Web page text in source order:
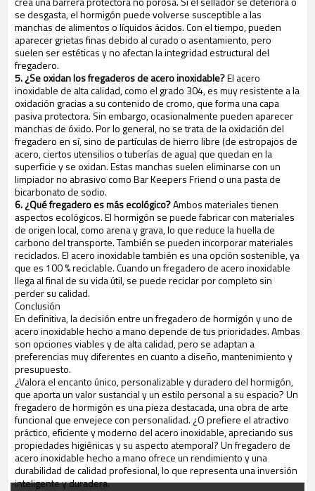
se desgasta, el hormigón puede volverse susceptible a las
manchas de alimentos o líquidos ácidos. Con el tiempo, pueden
aparecer grietas finas debido al curado o asentamiento, pero
suelen ser estéticas y no afectan la integridad estructural del
fregadero.
5. ¿Se oxidan los fregaderos de acero inoxidable?El acero
inoxidable de alta calidad, como el grado 304, es muy resistente a la
oxidación gracias a su contenido de cromo, que forma una capa
pasiva protectora. Sin embargo, ocasionalmente pueden aparecer
manchas de óxido. Por lo general, no se trata de la oxidación del
fregadero en sí, sino de partículas de hierro libre (de estropajos de
acero, ciertos utensilios o tuberías de agua) que quedan en la
superficie y se oxidan. Estas manchas suelen eliminarse con un
limpiador no abrasivo como Bar Keepers Friend o una pasta de
bicarbonato de sodio.
6. ¿Qué fregadero es más ecológico?Ambos materiales tienen
aspectos ecológicos. El hormigón se puede fabricar con materiales
de origen local, como arena y grava, lo que reduce la huella de
carbono del transporte. También se pueden incorporar materiales
reciclados. El acero inoxidable también es una opción sostenible, ya
que es 100 % reciclable. Cuando un fregadero de acero inoxidable
llega al final de su vida útil, se puede reciclar por completo sin
perder su calidad.
Conclusión
En definitiva, la decisión entre un fregadero de hormigón y uno de
acero inoxidable hecho a mano depende de tus prioridades. Ambas
son opciones viables y de alta calidad, pero se adaptan a
preferencias muy diferentes en cuanto a diseño, mantenimiento y
presupuesto.
¿Valora el encanto único, personalizable y duradero del hormigón,
que aporta un valor sustancial y un estilo personal a su espacio? Un
fregadero de hormigón es una pieza destacada, una obra de arte
funcional que envejece con personalidad. ¿O prefiere el atractivo
práctico, eficiente y moderno del acero inoxidable, apreciando sus
propiedades higiénicas y su aspecto atemporal? Un fregadero de
acero inoxidable hecho a mano ofrece un rendimiento y una
durabilidad de calidad profesional, lo que representa una inversión
inteligente y duradera.